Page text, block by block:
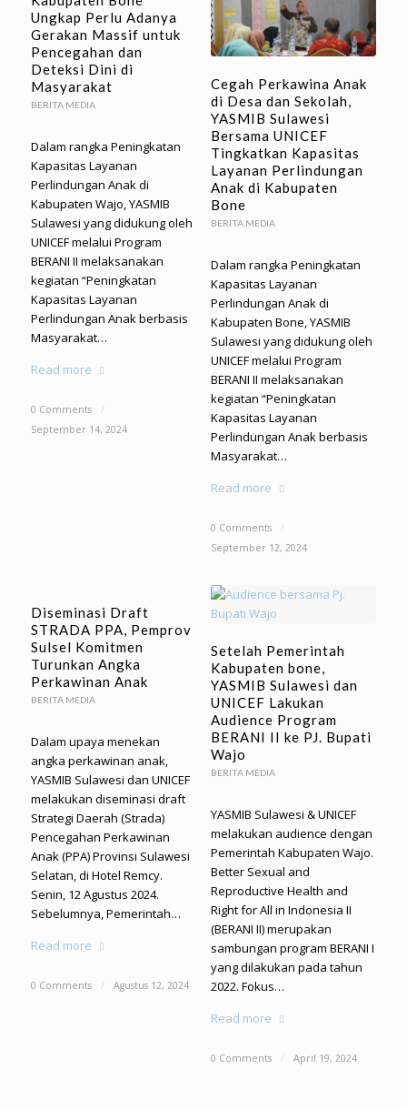
Ungkap Perlu Adanya
Gerakan Massif untuk
Pencegahan dan
Deteksi Dini di
Masyarakat
BERITA MEDIA
Dalam rangka Peningkatan
Kapasitas Layanan
Perlindungan Anak di
Kabupaten Wajo, YASMIB
Sulawesi yang didukung oleh
UNICEF melalui Program
BERANI II melaksanakan
kegiatan “Peningkatan
Kapasitas Layanan
Perlindungan Anak berbasis
Masyarakat…
Read more
0 Comments
/
September 14, 2024
Cegah Perkawina Anak
di Desa dan Sekolah,
YASMIB Sulawesi
Bersama UNICEF
Tingkatkan Kapasitas
Layanan Perlindungan
Anak di Kabupaten
Bone
BERITA MEDIA
Dalam rangka Peningkatan
Kapasitas Layanan
Perlindungan Anak di
Kabupaten Bone, YASMIB
Sulawesi yang didukung oleh
UNICEF melalui Program
BERANI II melaksanakan
kegiatan “Peningkatan
Kapasitas Layanan
Perlindungan Anak berbasis
Masyarakat…
Read more
0 Comments
/
September 12, 2024
Diseminasi Draft
STRADA PPA, Pemprov
Sulsel Komitmen
Turunkan Angka
Perkawinan Anak
BERITA MEDIA
Dalam upaya menekan
angka perkawinan anak,
YASMIB Sulawesi dan UNICEF
melakukan diseminasi draft
Strategi Daerah (Strada)
Pencegahan Perkawinan
Anak (PPA) Provinsi Sulawesi
Selatan, di Hotel Remcy.
Senin, 12 Agustus 2024.
Sebelumnya, Pemerintah…
Read more
0 Comments / Agustus 12, 2024
Setelah Pemerintah
Kabupaten bone,
YASMIB Sulawesi dan
UNICEF Lakukan
Audience Program
BERANI II ke PJ. Bupati
Wajo
BERITA MEDIA
YASMIB Sulawesi & UNICEF
melakukan audience dengan
Pemerintah Kabupaten Wajo.
Better Sexual and
Reproductive Health and
Right for All in Indonesia II
(BERANI II) merupakan
sambungan program BERANI I
yang dilakukan pada tahun
2022. Fokus…
Read more
0 Comments / April 19, 2024